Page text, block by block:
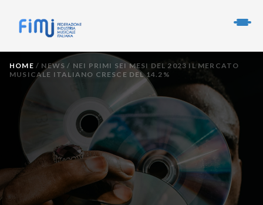
HOME / NEWS / NEI PRIMI SEI MESI DEL 2023 IL MERCATO
MUSICALE ITALIANO CRESCE DEL 14.2%